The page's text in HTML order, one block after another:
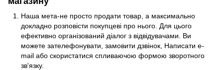
Наша мета-не просто продати товар, а максимально
докладно розповісти покупцеві про нього. Для цього
ефективно організований діалог з відвідувачами. Ви
можете зателефонувати, замовити дзвінок, Написати e-
mail або скористатися спливаючою формою зворотного
зв'язку.